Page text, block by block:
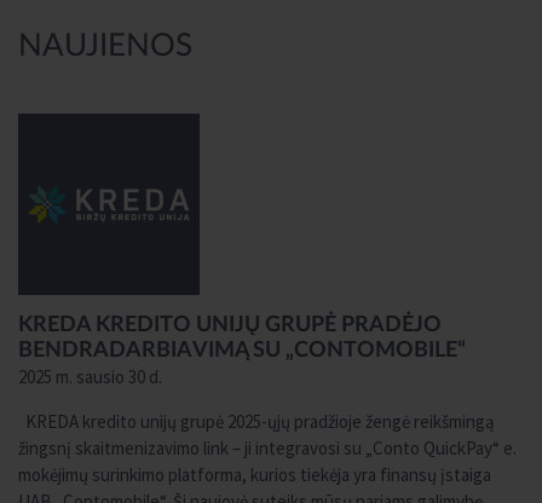
NAUJIENOS
KREDA KREDITO UNIJŲ GRUPĖ PRADĖJO
BENDRADARBIAVIMĄ SU „CONTOMOBILE“
2025 m. sausio 30 d.
KREDA kredito unijų grupė 2025-ųjų pradžioje žengė reikšmingą
žingsnį skaitmenizavimo link – ji integravosi su „Conto QuickPay“ e.
mokėjimų surinkimo platforma, kurios tiekėja yra finansų įstaiga